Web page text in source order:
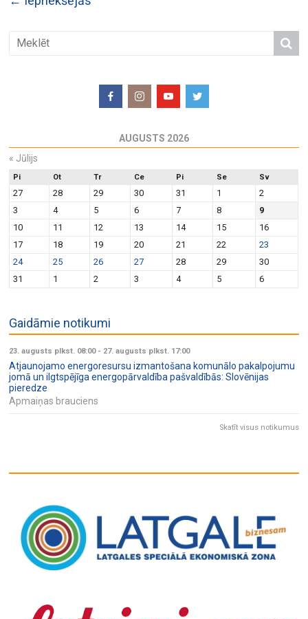
AUGUSTS 2026
« Jūlijs
Pi Ot Tr Ce Pi Se Sv
27 28 29 30 31 1
2
3
4 5 6 7 8
9
10
11 12 13 14 15
16
17
18 19 20 21 22
23
24
25 26 27 28 29
30
31
1 2 3 4 5 6
Gaidāmie notikumi
23. augusts plkst. 08:00- 27. augusts plkst. 17:00
Atjaunojamo energoresursu izmantošana komunālo pakalpojumu
jomā un ilgtspējīga energopārvaldība pašvaldībās: Slovēnijas
pieredze
Apmaiņas brauciens
Skatīt visus notikumus